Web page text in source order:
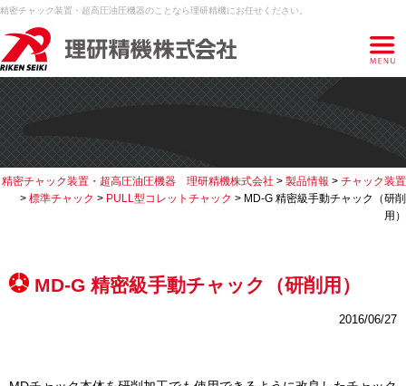
精密チャック装置・超高圧油圧機器のことなら理研精機にお任せください。
精密チャック装置・超高圧油圧機器 理研精機株式会社 > 製品情報 > チャック装置
> 標準チャック > PULL型コレットチャック > MD-G 精密級手動チャック（研削
用）
MD-G 精密級手動チャック（研削用）
2016/06/27